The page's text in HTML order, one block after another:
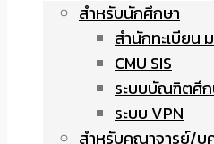
สำหรับนักศึกษา
สำนักทะเบียน
CMU SIS
ระบบบัณฑิตศึ
ระบบ VPN
สำหรับคณาจารย์/บุ